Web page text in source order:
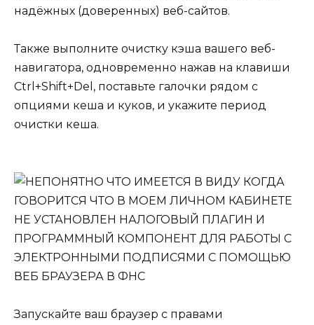
надёжных (доверенных) веб-сайтов.
Также выполните очистку кэша вашего веб-
навигатора, одновременно нажав на клавиши
Ctrl+Shift+Del, поставьте галочки рядом с
опциями кеша и куков, и укажите период
очистки кеша.
Запускайте ваш браузер с правами